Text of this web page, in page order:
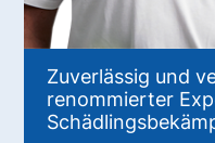
Zuverlässig und
renommierter